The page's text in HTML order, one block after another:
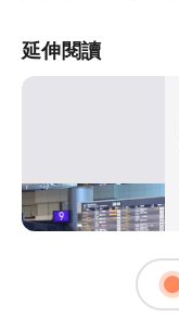
延伸閱讀